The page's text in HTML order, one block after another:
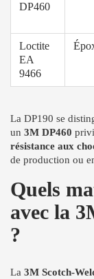
DP460
Loctite
EA
9466
La DP190 se
un 3M DP460
résistance aux
de production ou
Quels
avec la
?
La 3M Scotch-